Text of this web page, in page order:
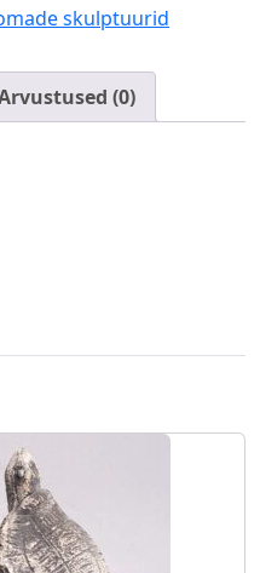
skulptuurid
(0)